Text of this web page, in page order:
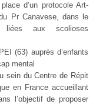
d’un protocole Art-
Pr Canavese, dans le
liées aux scolioses
(63) auprès d’enfants
mental
sein du Centre de Répit
en France accueillant
l’objectif de proposer